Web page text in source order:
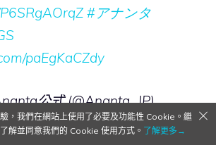
#アナンタ
paEgKaCZdy
公式 (@Ananta_JP)
28, 2025
，我們在網站上使用了必要及功能性 Cookie。繼
解並同意我們的 Cookie 使用方式。 了解更多→